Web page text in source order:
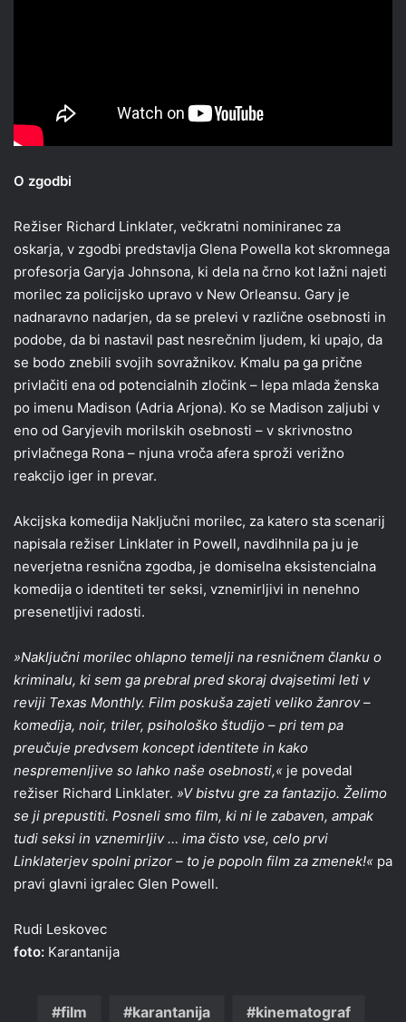
O zgodbi
Režiser Richard Linklater, večkratni nominiranec za
oskarja, v zgodbi predstavlja Glena Powella kot skromnega
profesorja Garyja Johnsona, ki dela na črno kot lažni najeti
morilec za policijsko upravo v New Orleansu. Gary je
nadnaravno nadarjen, da se prelevi v različne osebnosti in
podobe, da bi nastavil past nesrečnim ljudem, ki upajo, da
se bodo znebili svojih sovražnikov. Kmalu pa ga prične
privlačiti ena od potencialnih zločink – lepa mlada ženska
po imenu Madison (Adria Arjona). Ko se Madison zaljubi v
eno od Garyjevih morilskih osebnosti – v skrivnostno
privlačnega Rona – njuna vroča afera sproži verižno
reakcijo iger in prevar.
Akcijska komedija Naključni morilec, za katero sta scenarij
napisala režiser Linklater in Powell, navdihnila pa ju je
neverjetna resnična zgodba, je domiselna eksistencialna
komedija o identiteti ter seksi, vznemirljivi in nenehno
presenetljivi radosti.
»Naključni morilec ohlapno temelji na resničnem članku o
kriminalu, ki sem ga prebral pred skoraj dvajsetimi leti v
reviji Texas Monthly. Film poskuša zajeti veliko žanrov –
komedija, noir, triler, psihološko študijo – pri tem pa
preučuje predvsem koncept identitete in kako
nespremenljive so lahko naše osebnosti,« je povedal
režiser Richard Linklater. »V bistvu gre za fantazijo. Želimo
se ji prepustiti. Posneli smo film, ki ni le zabaven, ampak
tudi seksi in vznemirljiv … ima čisto vse, celo prvi
Linklaterjev spolni prizor – to je popoln film za zmenek!« pa
pravi glavni igralec Glen Powell.
Rudi Leskovec
foto: Karantanija
film karantanija kinematograf